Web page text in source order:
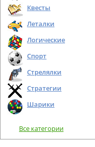
Квесты
Леталки
Логические
Спорт
Стрелялки
Стратегии
Шарики
Все категории